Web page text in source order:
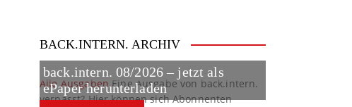
back.intern. 08/2026 – jetzt als
ePaper herunterladen
BACK.INTERN. ARCHIV
Alle AusgabenEine Ausgabe von back.intern.
verpasst? Hier können sich Abonnenten